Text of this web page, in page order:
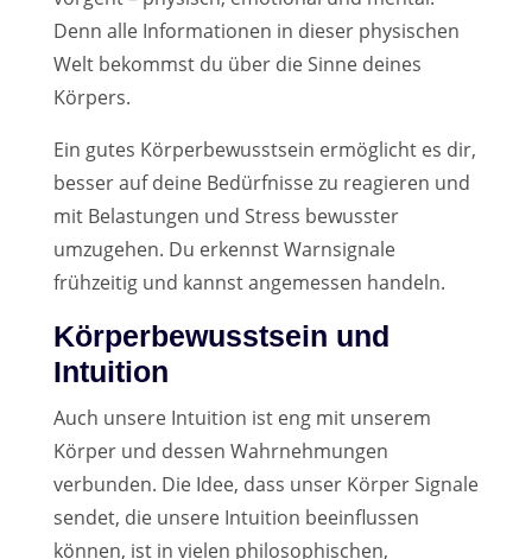
Denn alle Informationen in dieser physischen
Welt bekommst du über die Sinne deines
Körpers.
Ein gutes Körperbewusstsein ermöglicht es dir,
besser auf deine Bedürfnisse zu reagieren und
mit Belastungen und Stress bewusster
umzugehen. Du erkennst Warnsignale
frühzeitig und kannst angemessen handeln.
Körperbewusstsein und
Intuition
Auch unsere Intuition ist eng mit unserem
Körper und dessen Wahrnehmungen
verbunden. Die Idee, dass unser Körper Signale
sendet, die unsere Intuition beeinflussen
können, ist in vielen philosophischen,